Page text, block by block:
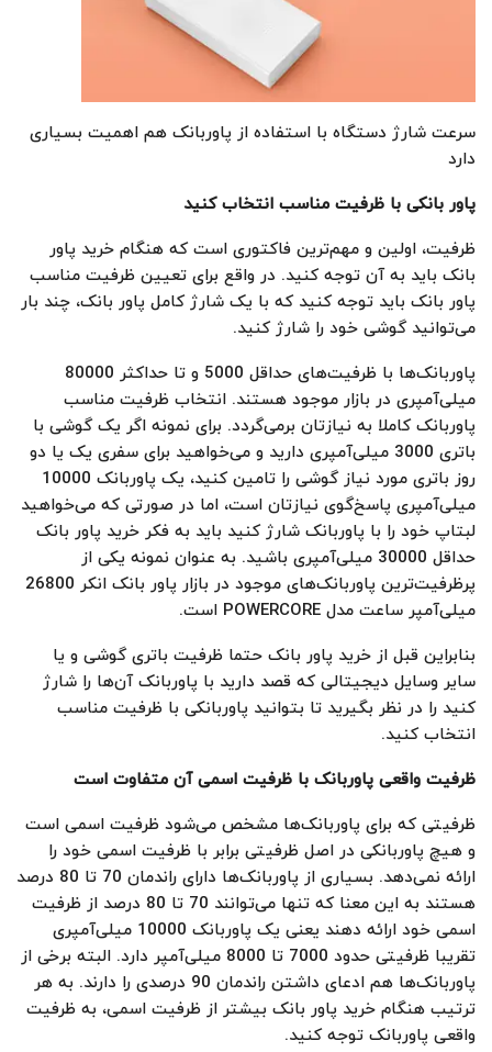
سرعت شارژ دستگاه با استفاده از پاوربانک هم اهمیت بسیاری
دارد
پاور بانکی با ظرفیت مناسب انتخاب کنید
ظرفیت، اولین و مهم‌ترین فاکتوری است که هنگام خرید پاور
بانک باید به آن توجه کنید. در واقع برای تعیین ظرفیت مناسب
پاور بانک باید توجه کنید که با یک شارژ کامل پاور بانک، چند بار
می‌توانید گوشی خود را شارژ کنید.
پاوربانک‌ها با ظرفیت‌های حداقل 5000 و تا حداکثر 80000
میلی‌آمپری در بازار موجود هستند. انتخاب ظرفیت مناسب
پاوربانک کاملا به نیازتان برمی‌گردد. برای نمونه اگر یک گوشی با
باتری 3000 میلی‌آمپری دارید و می‌خواهید برای سفری یک یا دو
روز باتری مورد نیاز گوشی را تامین کنید، یک پاوربانک 10000
میلی‌آمپری پاسخ‌گوی نیازتان است، اما در صورتی که می‌خواهید
لبتاپ خود را با پاوربانک شارژ کنید باید به فکر خرید پاور بانک
حداقل 30000 میلی‌آمپری باشید. به عنوان نمونه یکی از
پرظرفیت‌ترین پاوربانک‌های موجود در بازار پاور بانک انکر 26800
میلی‌آمپر ساعت مدل POWERCORE است.
بنابراین قبل از خرید پاور بانک حتما ظرفیت باتری گوشی و یا
سایر وسایل دیجیتالی که قصد دارید با پاوربانک آن‌ها را شارژ
کنید را در نظر بگیرید تا بتوانید پاوربانکی با ظرفیت مناسب
انتخاب کنید.
ظرفیت واقعی پاوربانک با ظرفیت اسمی آن متفاوت است
ظرفیتی که برای پاوربانک‌ها مشخص می‌شود ظرفیت اسمی است
و هیچ پاوربانکی در اصل ظرفیتی برابر با ظرفیت اسمی خود را
ارائه نمی‌دهد. بسیاری از پاوربانک‌ها دارای راندمان 70 تا 80 درصد
هستند به این معنا که تنها می‌توانند 70 تا 80 درصد از ظرفیت
اسمی خود ارائه دهند یعنی یک پاوربانک 10000 میلی‌آمپری
تقریبا ظرفیتی حدود 7000 تا 8000 میلی‌آمپر دارد. البته برخی از
پاوربانک‌ها هم ادعای داشتن راندمان 90 درصدی را دارند. به هر
ترتیب هنگام خرید پاور بانک بیشتر از ظرفیت اسمی، به ظرفیت
واقعی پاوربانک توجه کنید.